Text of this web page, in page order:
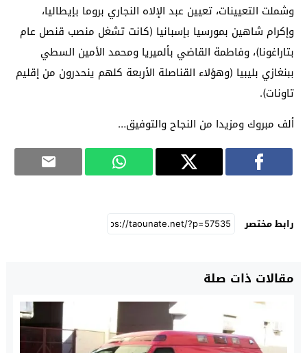
وشملت التعيينات، تعيين عبد الإلاه النجاري بروما بإيطاليا،
وإكرام شاهين بمورسيا بإسبانيا (كانت تشغل منصب قنصل عام
بتاراغونا)، وفاطمة القاضي بألميريا ومحمد الأمين السطي
ببنغازي بليبيا (وهؤلاء القناصلة الأربعة كلهم ينحدرون من إقليم
تاونات).
ألف مبروك ومزيدا من النجاح والتوفيق…
رابط مختصر
مقالات ذات صلة